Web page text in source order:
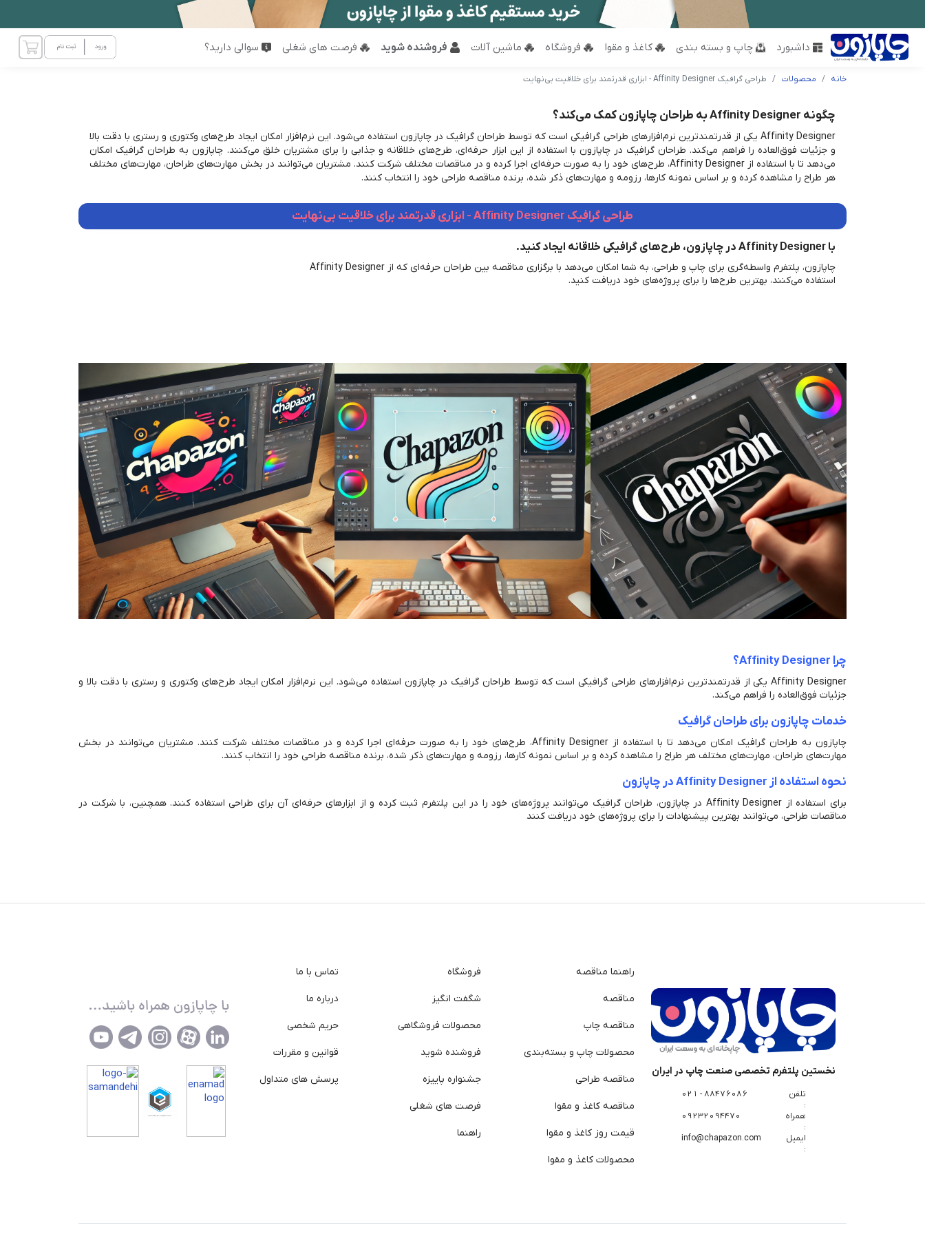
داشبورد چاپ و بسته بندی کاغذ و مقوا فروشگاه ماشین آلات فروشنده شوید فرصت های شغلی سوالی دارید؟
خانه محصولات طراحی گرافیک Affinity Designer - ابزاری قدرتمند برای خلاقیت بی‌نهایت
چگونه Affinity Designer به طراحان چاپازون کمک می‌کند؟
Affinity Designer یکی از قدرتمندترین نرم‌افزارهای طراحی گرافیکی است که توسط طراحان گرافیک در چاپازون استفاده می‌شود. این نرم‌افزار امکان ایجاد طرح‌های وکتوری و رستری با دقت بالا
و جزئیات فوق‌العاده را فراهم می‌کند. طراحان گرافیک در چاپازون با استفاده از این ابزار حرفه‌ای، طرح‌های خلاقانه و جذابی را برای مشتریان خلق می‌کنند. چاپازون به طراحان گرافیک امکان
می‌دهد تا با استفاده از Affinity Designer، طرح‌های خود را به صورت حرفه‌ای اجرا کرده و در مناقصات مختلف شرکت کنند. مشتریان می‌توانند در بخش مهارت‌های طراحان، مهارت‌های مختلف
هر طراح را مشاهده کرده و بر اساس نمونه کارها، رزومه و مهارت‌های ذکر شده، برنده مناقصه طراحی خود را انتخاب کنند.
طراحی گرافیک Affinity Designer - ابزاری قدرتمند برای خلاقیت بی‌نهایت
با Affinity Designer در چاپازون، طرح‌های گرافیکی خلاقانه ایجاد کنید.
چاپازون، پلتفرم واسطه‌گری برای چاپ و طراحی، به شما امکان می‌دهد با برگزاری مناقصه بین طراحان حرفه‌ای که از Affinity Designer
استفاده می‌کنند، بهترین طرح‌ها را برای پروژه‌های خود دریافت کنید.
چرا Affinity Designer؟
Affinity Designer یکی از قدرتمندترین نرم‌افزارهای طراحی گرافیکی است که توسط طراحان گرافیک در چاپازون استفاده می‌شود. این نرم‌افزار امکان ایجاد طرح‌های وکتوری و رستری با دقت بالا و
جزئیات فوق‌العاده را فراهم می‌کند.
خدمات چاپازون برای طراحان گرافیک
چاپازون به طراحان گرافیک امکان می‌دهد تا با استفاده از Affinity Designer، طرح‌های خود را به صورت حرفه‌ای اجرا کرده و در مناقصات مختلف شرکت کنند. مشتریان می‌توانند در بخش
مهارت‌های طراحان، مهارت‌های مختلف هر طراح را مشاهده کرده و بر اساس نمونه کارها، رزومه و مهارت‌های ذکر شده، برنده مناقصه طراحی خود را انتخاب کنند.
نحوه استفاده از Affinity Designer در چاپازون
برای استفاده از Affinity Designer در چاپازون، طراحان گرافیک می‌توانند پروژه‌های خود را در این پلتفرم ثبت کرده و از ابزارهای حرفه‌ای آن برای طراحی استفاده کنند. همچنین، با شرکت در
مناقصات طراحی، می‌توانند بهترین پیشنهادات را برای پروژه‌های خود دریافت کنند
نخستین پلتفرم تخصصی صنعت چاپ در ایران
تلفن
:
88476086 - 021
همراه
:
09232094470
ایمیل
:
info@chapazon.com
راهنما مناقصه
مناقصه
مناقصه چاپ
محصولات چاپ و بسته‌بندی
مناقصه طراحی
مناقصه کاغذ و مقوا
قیمت روز کاغذ و مقوا
محصولات کاغذ و مقوا
فروشگاه
شگفت انگیز
محصولات فروشگاهی
فروشنده شوید
جشنواره پاییزه
فرصت های شغلی
راهنما
تماس با ما
درباره ما
حریم شخصی
قوانین و مقررات
پرسش های متداول